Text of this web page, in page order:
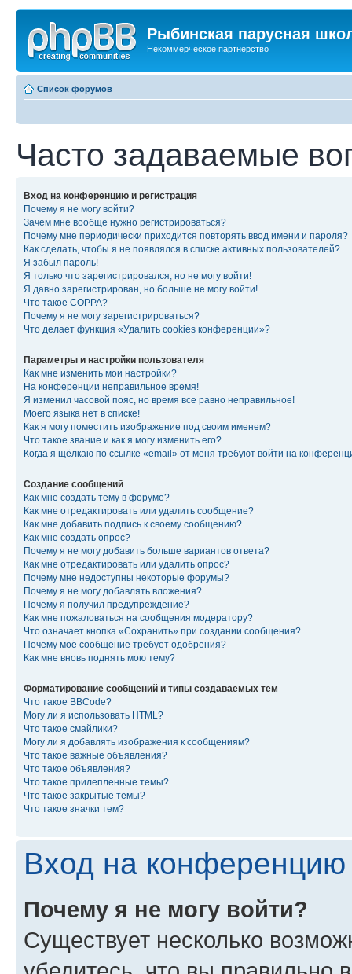
Рыбинская парусная
Некоммерческое партнёрство
Список форумов
Часто задаваемые
Вход на конференцию и регистрация
Почему я не могу войти?
Зачем мне вообще нужно регистрироваться?
Почему мне периодически приходится повторять ввод имени и пароля?
Как сделать, чтобы я не появлялся в списке активных пользователей?
Я забыл пароль!
Я только что зарегистрировался, но не могу войти!
Я давно зарегистрирован, но больше не могу войти!
Что такое COPPA?
Почему я не могу зарегистрироваться?
Что делает функция «Удалить cookies конференции»?
Параметры и настройки пользователя
Как мне изменить мои настройки?
На конференции неправильное время!
Я изменил часовой пояс, но время все равно неправильное!
Моего языка нет в списке!
Как я могу поместить изображение под своим именем?
Что такое звание и как я могу изменить его?
Когда я щёлкаю по ссылке «email» от меня требуют войти на
Создание сообщений
Как мне создать тему в форуме?
Как мне отредактировать или удалить сообщение?
Как мне добавить подпись к своему сообщению?
Как мне создать опрос?
Почему я не могу добавить больше вариантов ответа?
Как мне отредактировать или удалить опрос?
Почему мне недоступны некоторые форумы?
Почему я не могу добавлять вложения?
Почему я получил предупреждение?
Как мне пожаловаться на сообщения модератору?
Что означает кнопка «Сохранить» при создании сообщения?
Почему моё сообщение требует одобрения?
Как мне вновь поднять мою тему?
Форматирование сообщений и типы создаваемых тем
Что такое BBCode?
Могу ли я использовать HTML?
Что такое смайлики?
Могу ли я добавлять изображения к сообщениям?
Что такое важные объявления?
Что такое объявления?
Что такое прилепленные темы?
Что такое закрытые темы?
Что такое значки тем?
Вход на конференцию
Почему я не могу войти?
Существует несколько